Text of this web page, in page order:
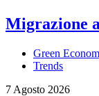
Migrazione
Green
Trends
7 Agosto 2026